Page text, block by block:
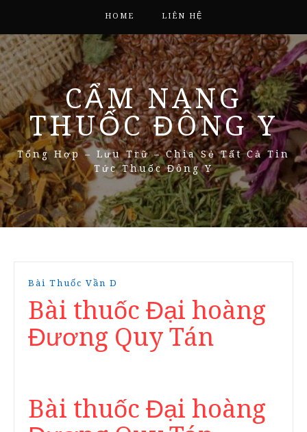
HOME LIÊN HỆ
CẨM NANG
THUỐC ĐÔNG Y
Tổng Hợp – Lưu Trữ – Chia Sẻ Tất Cả Tin
Tức Thuốc Đông Y
Bài Thuốc Vần D
Bài thuốc Đại hoàng
Đương Quy Tán
Bài thuốc Đại hoàng